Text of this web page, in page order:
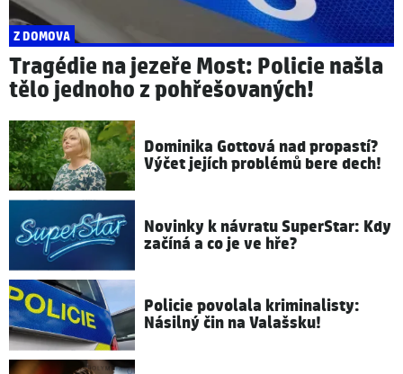
Z DOMOVA
Tragédie na jezeře Most: Policie našla
tělo jednoho z pohřešovaných!
Dominika Gottová nad propastí?
Výčet jejích problémů bere dech!
Novinky k návratu SuperStar: Kdy
začíná a co je ve hře?
Policie povolala kriminalisty:
Násilný čin na Valašsku!